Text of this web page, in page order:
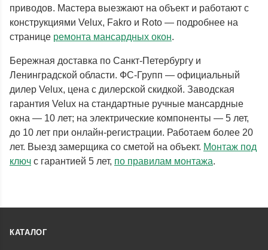
приводов. Мастера выезжают на объект и работают с
конструкциями Velux, Fakro и Roto — подробнее на
странице ремонта мансардных окон.
Бережная доставка по Санкт-Петербургу и
Ленинградской области. ФС-Групп — официальный
дилер Velux, цена с дилерской скидкой. Заводская
гарантия Velux на стандартные ручные мансардные
окна — 10 лет; на электрические компоненты — 5 лет,
до 10 лет при онлайн-регистрации. Работаем более 20
лет. Выезд замерщика со сметой на объект. Монтаж под
ключ с гарантией 5 лет, по правилам монтажа.
КАТАЛОГ